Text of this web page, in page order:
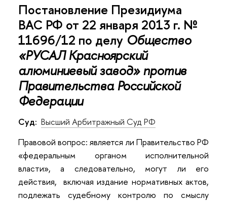
Постановление Президиума
ВАС РФ от 22 января 2013 г. №
11696/12 по делу Общество
«РУСАЛ Красноярский
алюминиевый завод» против
Правительства Российской
Федерации
Суд: Высший Арбитражный Суд РФ
Правовой вопрос: является ли Правительство РФ
«федеральным органом исполнительной
власти», а следовательно, могут ли его
действия, включая издание нормативных актов,
подлежать судебному контролю по смыслу